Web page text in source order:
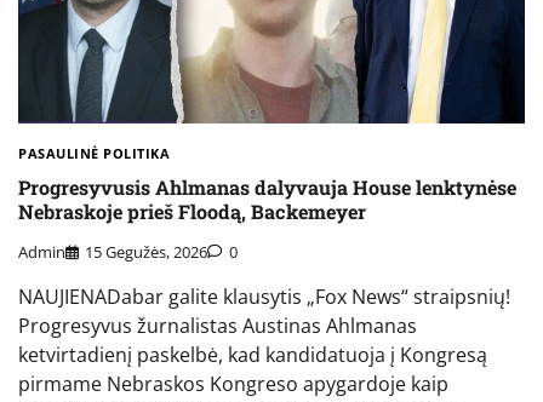
PASAULINĖ POLITIKA
Progresyvusis Ahlmanas dalyvauja House lenktynėse
Nebraskoje prieš Floodą, Backemeyer
Admin 15 Gegužės, 2026 0
NAUJIENADabar galite klausytis „Fox News“ straipsnių!
Progresyvus žurnalistas Austinas Ahlmanas
ketvirtadienį paskelbė, kad kandidatuoja į Kongresą
pirmame Nebraskos Kongreso apygardoje kaip